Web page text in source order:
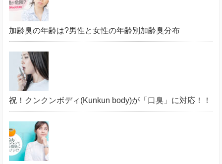
加齢臭の年齢は?男性と女性の年齢別加齢臭分布
祝！クンクンボディ(Kunkun body)が「口臭」に対応！！